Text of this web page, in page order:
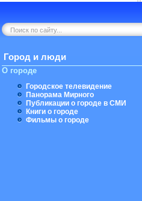
Город и люди
О городе
Городское телевидение
Панорама Мирного
Публикации о городе в СМИ
Книги о городе
Фильмы о городе